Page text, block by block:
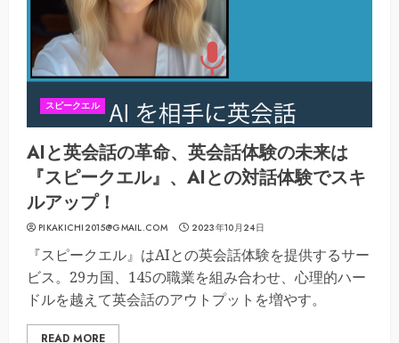
スピークエル
AIと英会話の革命、英会話体験の未来は
『スピークエル』、AIとの対話体験でスキ
ルアップ！
PIKAKICHI2015@GMAIL.COM 2023年10月24日
『スピークエル』はAIとの英会話体験を提供するサー
ビス。29カ国、145の職業を組み合わせ、心理的ハー
ドルを越えて英会話のアウトプットを増やす。
READ MORE